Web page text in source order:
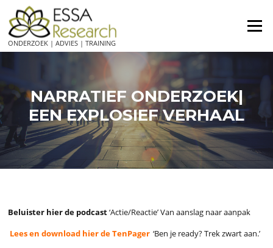
naar
de
inhoud
ONDERZOEK | ADVIES | TRAINING
Menu
NARRATIEF ONDERZOEK|
EEN EXPLOSIEF VERHAAL
Beluister hier de podcast‘Actie/Reactie’ Van aanslag naar aanpak
Lees en download hier de TenPager ‘Ben je ready? Trek zwart aan.’